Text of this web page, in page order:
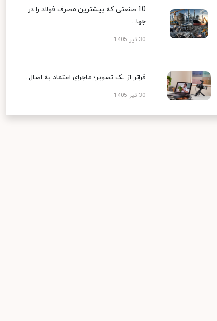
10 صنعتی که بیشترین مصرف فولاد را در
جها...
30 تیر 1405
فراتر از یک تصویر؛ ماجرای اعتماد به اصال...
30 تیر 1405